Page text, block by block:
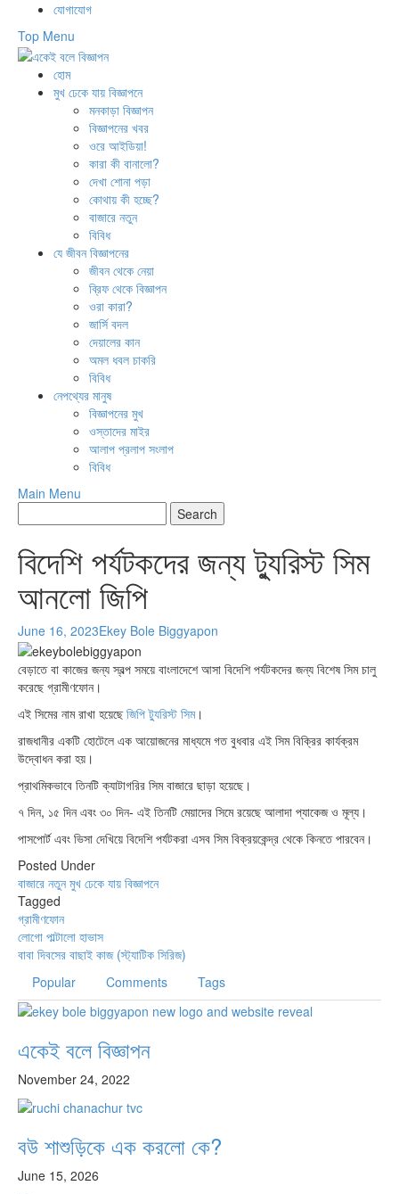
content
যোগাযোগ
Top Menu
হোম
মুখ ঢেকে যায় বিজ্ঞাপনে
মনকাড়া বিজ্ঞাপন
বিজ্ঞাপনের খবর
ওরে আইডিয়া!
কারা কী বানালো?
দেখা শোনা পড়া
কোথায় কী হচ্ছে?
বাজারে নতুন
বিবিধ
যে জীবন বিজ্ঞাপনের
জীবন থেকে নেয়া
ব্রিফ থেকে বিজ্ঞাপন
ওরা কারা?
জার্সি বদল
দেয়ালের কান
অমল ধবল চাকরি
বিবিধ
নেপথ্যের মানুষ
বিজ্ঞাপনের মুখ
ওস্তাদের মাইর
আলাপ প্রলাপ সংলাপ
বিবিধ
Main Menu
বিদেশি পর্যটকদের জন্য ট্যুরিস্ট সিম
আনলো জিপি
June 16, 2023Ekey Bole Biggyapon
বেড়াতে বা কাজের জন্য স্বল্প সময়ে বাংলাদেশে আসা বিদেশি পর্যটকদের জন্য বিশেষ সিম চালু
করেছে গ্রামীণফোন।
এই সিমের নাম রাখা হয়েছে জিপি ট্যুরিস্ট সিম।
রাজধানীর একটি হোটেলে এক আয়োজনের মাধ্যমে গত বুধবার এই সিম বিক্রির কার্যক্রম
উদ্বোধন করা হয়।
প্রাথমিকভাবে তিনটি ক্যাটাগরির সিম বাজারে ছাড়া হয়েছে।
৭ দিন, ১৫ দিন এবং ৩০ দিন- এই তিনটি মেয়াদের সিমে রয়েছে আলাদা প্যাকেজ ও মূল্য।
পাসপোর্ট এবং ভিসা দেখিয়ে বিদেশি পর্যটকরা এসব সিম বিক্রয়কেন্দ্র থেকে কিনতে পারবেন।
Posted Under
বাজারে নতুন মুখ ঢেকে যায় বিজ্ঞাপনে
Tagged
গ্রামীণফোন
Post
navigation
লোগো পাল্টালো হাভাস
বাবা দিবসের বাছাই কাজ (স্ট্যাটিক সিরিজ)
Popular
Comments Tags
একেই বলে বিজ্ঞাপন
November 24, 2022
বউ শাশুড়িকে এক করলো কে?
June 15, 2026